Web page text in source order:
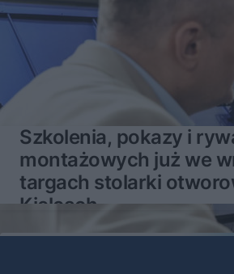
Szkolenia, pokazy i
montażowych już we
targach stolarki
Kielcach